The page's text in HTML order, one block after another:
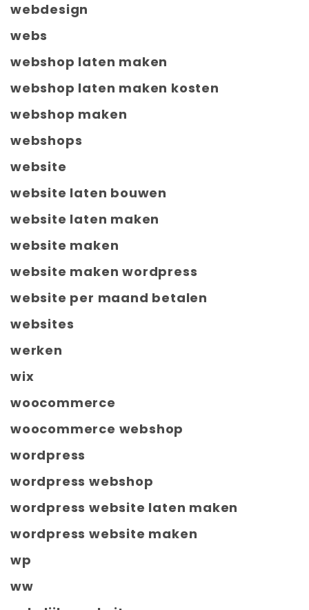
webdesign
webs
webshop laten maken
webshop laten maken kosten
webshop maken
webshops
website
website laten bouwen
website laten maken
website maken
website maken wordpress
website per maand betalen
websites
werken
wix
woocommerce
woocommerce webshop
wordpress
wordpress webshop
wordpress website laten maken
wordpress website maken
wp
ww